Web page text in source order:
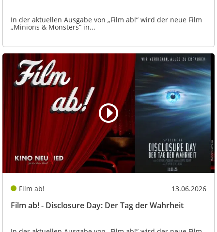
In der aktuellen Ausgabe von „Film ab!“ wird der neue Film
„Minions & Monsters“ in...
Film ab! 13.06.2026
Film ab! - Disclosure Day: Der Tag der Wahrheit